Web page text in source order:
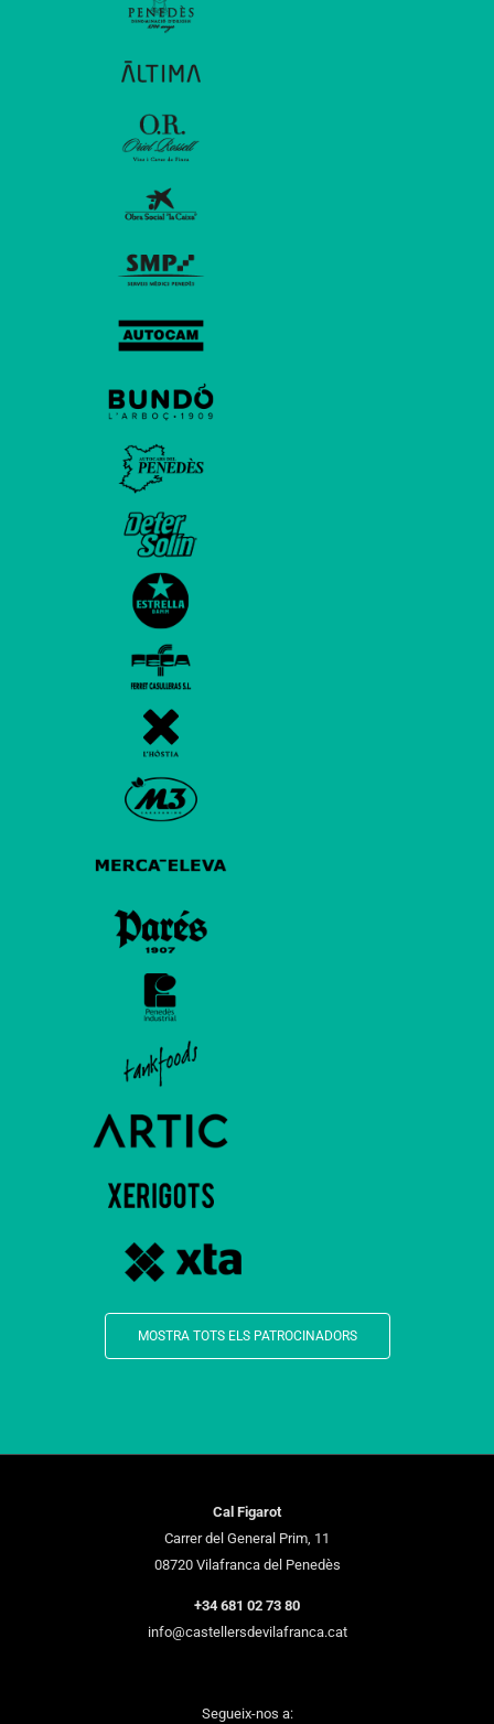
MOSTRA TOTS ELS PATROCINADORS
Cal Figarot
Carrer del General Prim, 11
08720 Vilafranca del Penedès
+34 681 02 73 80
info@castellersdevilafranca.cat
Segueix-nos a: